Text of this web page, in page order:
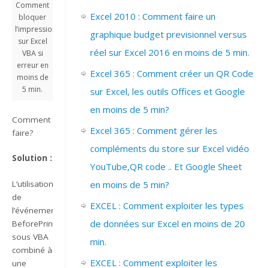
Comment
bloquer
l’impression
sur Excel
VBA si
erreur en
moins de
5 min.
Comment
faire?
Solution :
L’utilisation
de
l’événement
BeforePrint
sous VBA
combiné à
une
Excel 2010 : Comment faire un
graphique budget previsionnel versus
réel sur Excel 2016 en moins de 5 min.
Excel 365 : Comment créer un QR Code
sur Excel, les outils Offices et Google
en moins de 5 min?
Excel 365 : Comment gérer les
compléments du store sur Excel vidéo
YouTube,QR code .. Et Google Sheet
en moins de 5 min?
EXCEL : Comment exploiter les types
de données sur Excel en moins de 20
min.
EXCEL : Comment exploiter les